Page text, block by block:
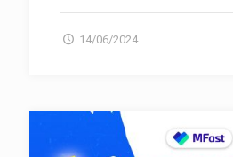
14/06/2024